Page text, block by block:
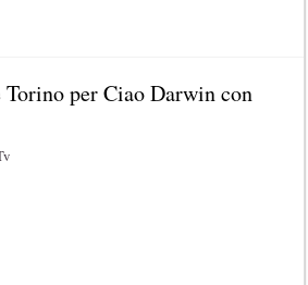
Torino per Ciao Darwin con